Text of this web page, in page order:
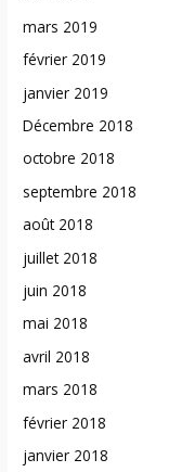
mars 2019
février 2019
janvier 2019
Décembre 2018
octobre 2018
septembre 2018
août 2018
juillet 2018
juin 2018
mai 2018
avril 2018
mars 2018
février 2018
janvier 2018